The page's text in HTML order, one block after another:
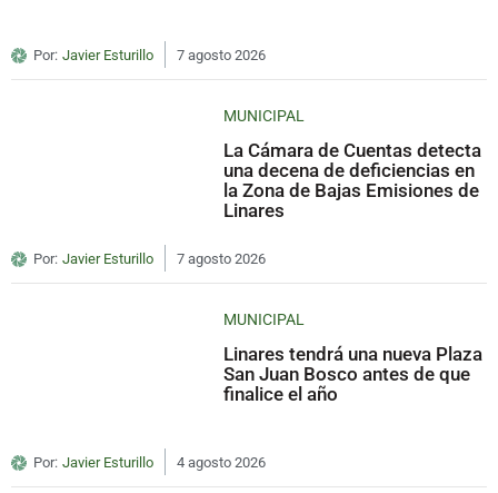
Por: Javier Esturillo 7 agosto 2026
MUNICIPAL
La Cámara de Cuentas detecta
una decena de deficiencias en
la Zona de Bajas Emisiones de
Linares
Por: Javier Esturillo 7 agosto 2026
MUNICIPAL
Linares tendrá una nueva Plaza
San Juan Bosco antes de que
finalice el año
Por: Javier Esturillo 4 agosto 2026